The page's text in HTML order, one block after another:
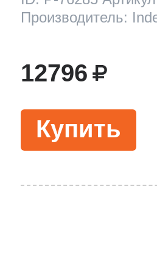
Производитель:
12796
Купить